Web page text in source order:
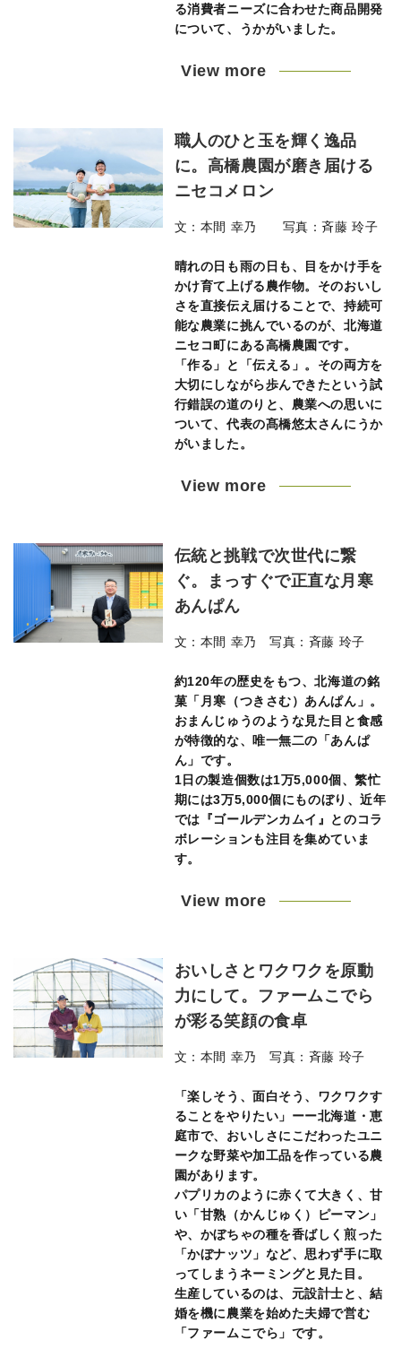
る消費者ニーズに合わせた商品開発
について、うかがいました。
View more
職人のひと玉を輝く逸品
に。高橋農園が磨き届ける
ニセコメロン
文：本間 幸乃 写真：斉藤 玲子
晴れの日も雨の日も、目をかけ手を
かけ育て上げる農作物。そのおいし
さを直接伝え届けることで、持続可
能な農業に挑んでいるのが、北海道
ニセコ町にある高橋農園です。
「作る」と「伝える」。その両方を
大切にしながら歩んできたという試
行錯誤の道のりと、農業への思いに
ついて、代表の髙橋悠太さんにうか
がいました。
View more
伝統と挑戦で次世代に繋
ぐ。まっすぐで正直な月寒
あんぱん
文：本間 幸乃 写真：斉藤 玲子
約120年の歴史をもつ、北海道の銘
菓「月寒（つきさむ）あんぱん」。
おまんじゅうのような見た目と食感
が特徴的な、唯一無二の「あんぱ
ん」です。
1日の製造個数は1万5,000個、繁忙
期には3万5,000個にものぼり、近年
では『ゴールデンカムイ』とのコラ
ボレーションも注目を集めていま
す。
View more
おいしさとワクワクを原動
力にして。ファームこでら
が彩る笑顔の食卓
文：本間 幸乃 写真：斉藤 玲子
「楽しそう、面白そう、ワクワクす
ることをやりたい」ーー北海道・恵
庭市で、おいしさにこだわったユニ
ークな野菜や加工品を作っている農
園があります。
パプリカのように赤くて大きく、甘
い「甘熟（かんじゅく）ピーマン」
や、かぼちゃの種を香ばしく煎った
「かぼナッツ」など、思わず手に取
ってしまうネーミングと見た目。
生産しているのは、元設計士と、結
婚を機に農業を始めた夫婦で営む
「ファームこでら」です。